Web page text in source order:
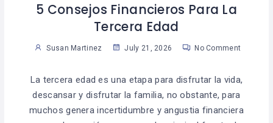
5 Consejos Financieros Para La
Tercera Edad
Susan Martinez July 21, 2026 No Comment
La tercera edad es una etapa para disfrutar la vida,
descansar y disfrutar la familia, no obstante, para
muchos genera incertidumbre y angustia financiera